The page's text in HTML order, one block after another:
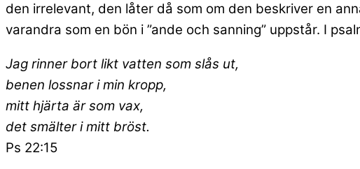
den irrelevant, den låter då som om den beskriver en
varandra som en bön i ”ande och sanning” uppstår. I
Jag rinner bort likt vatten som slås ut,
benen lossnar i min kropp,
mitt hjärta är som vax,
det smälter i mitt bröst.
Ps 22:15